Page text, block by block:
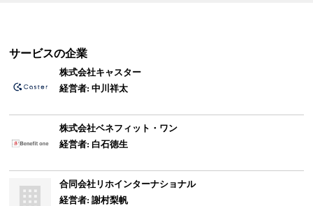
サービスの企業
株式会社キャスター
経営者: 中川祥太
株式会社ベネフィット・ワン
経営者: 白石徳生
合同会社リホインターナショナル
経営者: 謝村梨帆